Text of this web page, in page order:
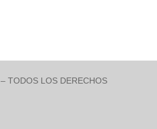
– TODOS LOS DERECHOS